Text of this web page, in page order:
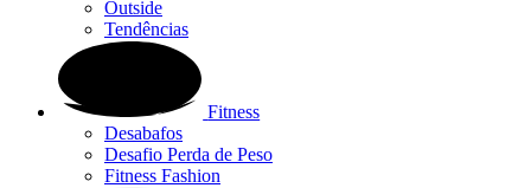
Outside
Tendências
Fitness
Desabafos
Desafio Perda de Peso
Fitness Fashion